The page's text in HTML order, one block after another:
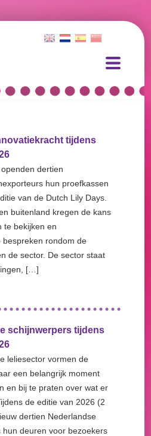
tijdens
dertien
hun proefkassen
van de Dutch Lily Days.
buitenland kregen de kans
te bekijken en
bespreken rondom de
de sector. De sector staat
[…]
schijnwerpers tijdens
leliesector vormen de
een belangrijk moment
en bij te praten over wat er
de editie van 2026 (2
dertien Nederlandse
deuren voor bezoekers